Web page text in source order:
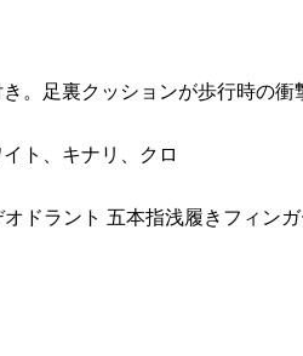
。足裏クッションが歩行時の衝
ト、キナリ、クロ
オドラント 五本指浅履きフィン